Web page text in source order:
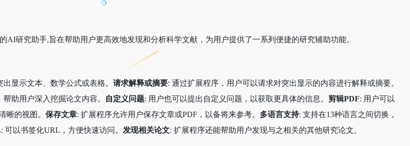
AI研究助手,旨在帮助用户更高效地发现和分析科学文献，为用户提供了一系列便捷的研究辅助功能。
显示文本、数学公式或表格。 请求解释或摘要: 通过扩展程序，用户可以请求对突出显示的内容进行解释或摘要。
助用户深入挖掘论文内容。 自定义问题: 用户也可以提出自定义问题，以获取更具体的信息。 剪辑PDF: 用户可以
晰的视图。 保存文章: 扩展程序允许用户保存文章或PDF，以备将来参考。 多语言支持: 支持在13种语言之间切换，
: 可以书签化URL，方便快速访问。 发现相关论文: 扩展程序还能帮助用户发现与之相关的其他研究论文。